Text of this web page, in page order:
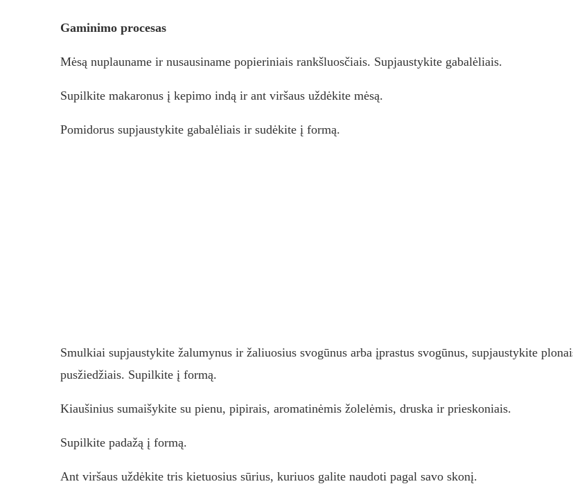
Gaminimo procesas
Mėsą nuplauname ir nusausiname popieriniais rankšluosčiais. Supjaustykite gabalėliais.
Supilkite makaronus į kepimo indą ir ant viršaus uždėkite mėsą.
Pomidorus supjaustykite gabalėliais ir sudėkite į formą.
Smulkiai supjaustykite žalumynus ir žaliuosius svogūnus arba įprastus svogūnus, supjaustykite
pusžiedžiais. Supilkite į formą.
Kiaušinius sumaišykite su pienu, pipirais, aromatinėmis žolelėmis, druska ir prieskoniais.
Supilkite padažą į formą.
Ant viršaus uždėkite tris kietuosius sūrius, kuriuos galite naudoti pagal savo skonį.